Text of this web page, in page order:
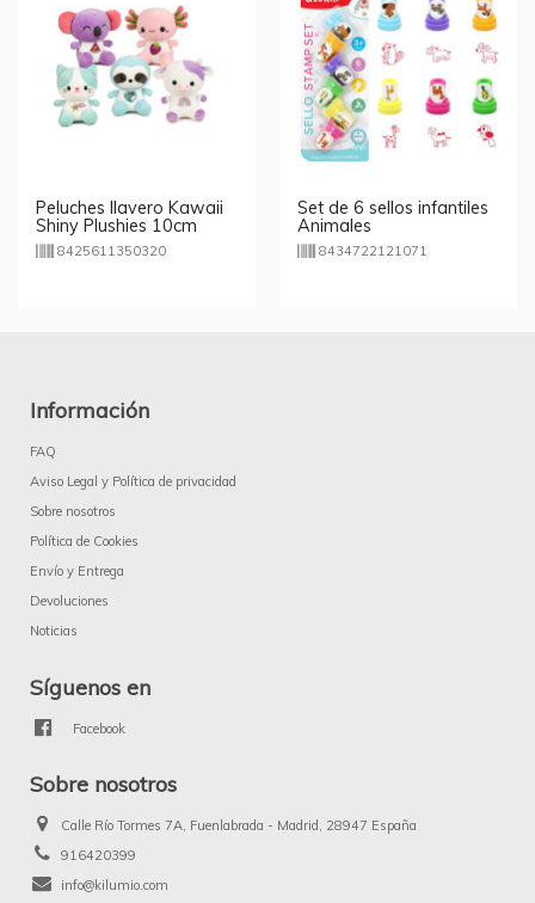
Peluches llavero Kawaii
Shiny Plushies 10cm
8425611350320
Set de 6 sellos infantiles
Animales
8434722121071
Información
FAQ
Aviso Legal y Política de privacidad
Sobre nosotros
Política de Cookies
Envío y Entrega
Devoluciones
Noticias
Síguenos en
Facebook
Sobre nosotros
Calle Río Tormes 7A, Fuenlabrada - Madrid, 28947 España
916420399
info@kilumio.com